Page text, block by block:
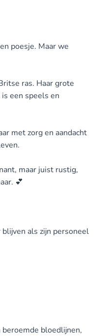
poesje. Maar we
ras. Haar grote
een speels en
met zorg en aandacht
maar juist rustig,
💕
als zijn personeel
bloedlijnen,